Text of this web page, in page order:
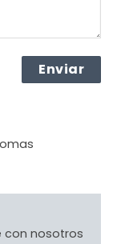
con nosotros